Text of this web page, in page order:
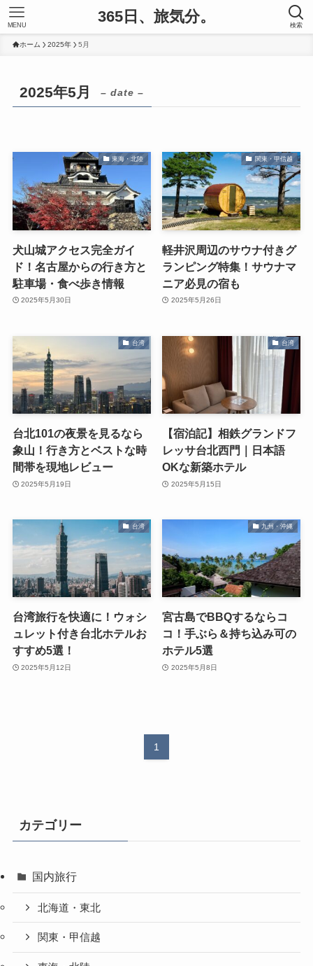
365日、旅気分。 検索
MENU
ホーム 2025年 5月
2025年5月 – date –
東海・北陸
犬山城アクセス完全ガイ
ド！名古屋からの行き方と
駐車場・食べ歩き情報
2025年5月30日
関東・甲信越
軽井沢周辺のサウナ付きグ
ランピング特集！サウナマ
ニア必見の宿も
2025年5月26日
台湾
台北101の夜景を見るなら
象山！行き方とベストな時
間帯を現地レビュー
2025年5月19日
台湾
【宿泊記】相鉄グランドフ
レッサ台北西門｜日本語
OKな新築ホテル
2025年5月15日
台湾
台湾旅行を快適に！ウォシ
ュレット付き台北ホテルお
すすめ5選！
2025年5月12日
九州・沖縄
宮古島でBBQするならコ
コ！手ぶら＆持ち込み可の
ホテル5選
2025年5月8日
1
カテゴリー
国内旅行
北海道・東北
関東・甲信越